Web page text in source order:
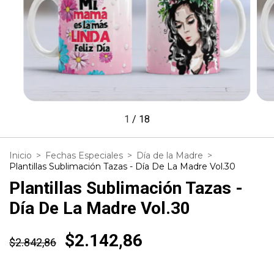
1 / 18
Inicio > Fechas Especiales > Día de la Madre >
Plantillas Sublimación Tazas - Día De La Madre Vol.30
Plantillas Sublimación Tazas -
Día De La Madre Vol.30
$2.842,86 $2.142,86